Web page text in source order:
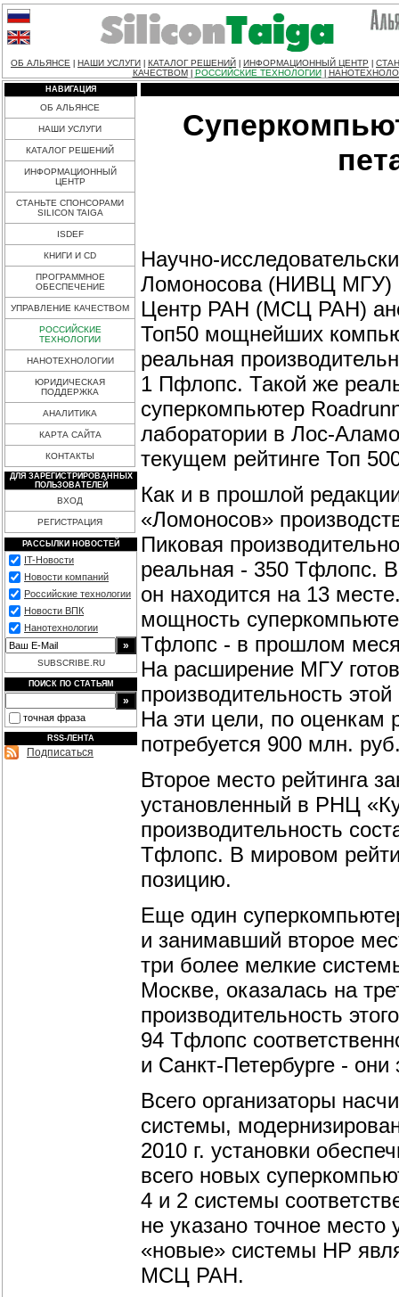
ОБ АЛЬЯНСЕ НАШИ УСЛУГИ КАТАЛОГ РЕШЕНИЙ ИНФОРМАЦИОННЫЙ ЦЕНТР
КАЧЕСТВОМ
РОССИЙСКИЕ ТЕХНОЛОГИИ
НАВИГАЦИЯ
ОБ АЛЬЯНСЕ
НАШИ УСЛУГИ
КАТАЛОГ РЕШЕНИЙ
ИНФОРМАЦИОННЫЙ
ЦЕНТР
СТАНЬТЕ СПОНСОРАМИ
SILICON TAIGA
ISDEF
КНИГИ И CD
ПРОГРАММНОЕ
ОБЕСПЕЧЕНИЕ
УПРАВЛЕНИЕ КАЧЕСТВОМ
РОССИЙСКИЕ
ТЕХНОЛОГИИ
НАНОТЕХНОЛОГИИ
ЮРИДИЧЕСКАЯ
ПОДДЕРЖКА
АНАЛИТИКА
КАРТА САЙТА
КОНТАКТЫ
ДЛЯ ЗАРЕГИСТРИРОВАННЫХ
ПОЛЬЗОВАТЕЛЕЙ
ВХОД
РЕГИСТРАЦИЯ
РАССЫЛКИ НОВОСТЕЙ
IT-Новости
Новости компаний
Российские технологии
Новости ВПК
Нанотехнологии
SUBSCRIBE.RU
ПОИСК ПО СТАТЬЯМ
точная фраза
RSS-ЛЕНТА
Подписаться
Научно-
Ломоносова (НИВЦ МГУ)
Центр РАН (МСЦ РАН)
Топ50 мощнейших
реальная
1 Пфлопс. Такой же
суперкомпьютер
лаборатории в Лос-
текущем рейтинге Топ
Как и в прошлой
«Ломоносов»
Пиковая
реальная - 350 Тфлопс.
он находится на 13
мощность
Тфлопс - в прошлом
На расширение МГУ
производительность
На эти цели, по оценкам
потребуется 900 млн.
Второе место рейтинга
установленный в РНЦ
производительность
Тфлопс. В мировом
позицию.
Еще один
и занимавший второе
три более мелкие
Москве, оказалась на
производительность
94 Тфлопс
и Санкт-Петербурге -
Всего организаторы
системы,
2010 г. установки
всего новых
4 и 2 системы
не указано точное
«новые» системы HP
МСЦ РАН.